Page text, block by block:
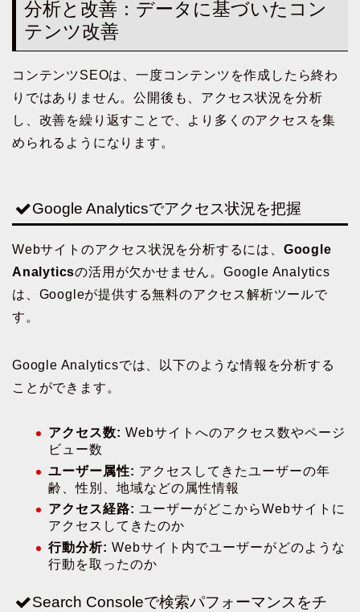
分析と改善：データに基づいたコン
テンツ改善
コンテンツSEOは、一度コンテンツを作成したら終わ
りではありません。公開後も、アクセス状況を分析
し、改善を繰り返すことで、より多くのアクセスを集
められるようになります。
Google Analyticsでアクセス状況を把握
Webサイトのアクセス状況を分析するには、 Google
Analyticsの活用が欠かせません。Google Analytics
は、Googleが提供する無料のアクセス解析ツールで
す。
Google Analyticsでは、以下のような情報を分析する
ことができます。
アクセス数: Webサイトへのアクセス数やページ
ビュー数
ユーザー属性: アクセスしてきたユーザーの年
齢、性別、地域などの属性情報
アクセス経路: ユーザーがどこからWebサイトに
アクセスしてきたのか
行動分析: Webサイト内でユーザーがどのような
行動を取ったのか
Search Consoleで検索パフォーマンスをチ